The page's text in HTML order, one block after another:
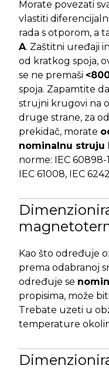
Morate povezati
vlastiti
rada s otporom, a
A. Zaštitni uređaji
od kratkog spoja,
se ne premaši
spoja. Zapamtite
strujni krugovi na
druge strane, za
prekidač, morate
nominalnu struju
norme: IEC 60898-
IEC 61008, IEC
Kao što određuje
prema odabranoj
određuje se
propisima, može
Trebate uzeti u
temperature